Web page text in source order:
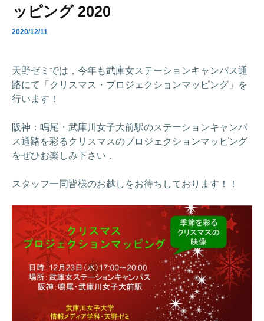
ッピング 2020
2020/12/11
天野ゼミでは，今年も武庫女ステーションキャンパス通
路にて「クリスマス・プロジェクションマッピング」を
行います！
阪神：鳴尾・武庫川女子大前駅のステーションキャンパ
ス通路を彩るクリスマスのプロジェクションマッピング
をぜひお楽しみ下さい．
スタッフ一同皆様のお越しをお待ちしております！！